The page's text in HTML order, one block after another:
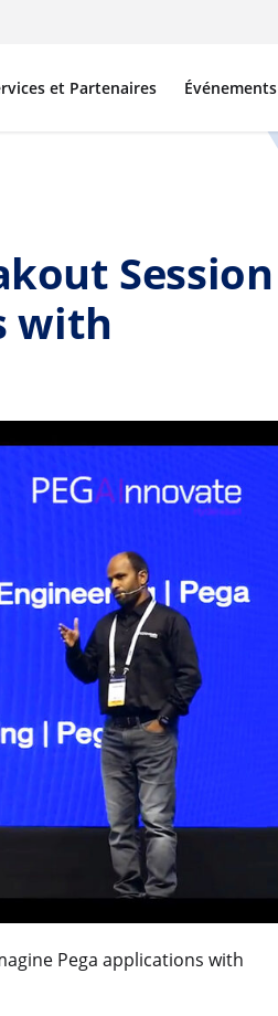
et Partenaires Événements
Session
with
Pega applications with